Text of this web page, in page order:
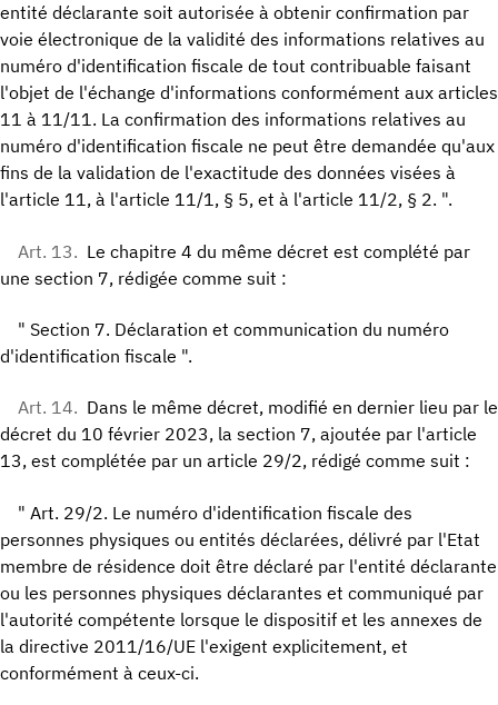
entité déclarante soit autorisée à obtenir confirmation par
voie électronique de la validité des informations relatives au
numéro d'identification fiscale de tout contribuable faisant
l'objet de l'échange d'informations conformément aux articles
11 à 11/11. La confirmation des informations relatives au
numéro d'identification fiscale ne peut être demandée qu'aux
fins de la validation de l'exactitude des données visées à
l'article 11, à l'article 11/1, § 5, et à l'article 11/2, § 2. ".
Art. 13. Le chapitre 4 du même décret est complété par
une section 7, rédigée comme suit :
" Section 7. Déclaration et communication du numéro
d'identification fiscale ".
Art. 14. Dans le même décret, modifié en dernier lieu par le
décret du 10 février 2023, la section 7, ajoutée par l'article
13, est complétée par un article 29/2, rédigé comme suit :
" Art. 29/2. Le numéro d'identification fiscale des
personnes physiques ou entités déclarées, délivré par l'Etat
membre de résidence doit être déclaré par l'entité déclarante
ou les personnes physiques déclarantes et communiqué par
l'autorité compétente lorsque le dispositif et les annexes de
la directive 2011/16/UE l'exigent explicitement, et
conformément à ceux-ci.